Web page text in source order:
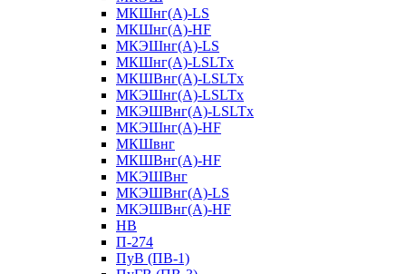
МКШнг(А)-LS
МКШнг(А)-HF
МКЭШнг(А)-LS
МКШнг(А)-LSLTx
МКШВнг(A)-LSLTx
МКЭШнг(А)-LSLTx
МКЭШВнг(A)-LSLTx
МКЭШнг(А)-HF
МКШвнг
МКШВнг(А)-HF
МКЭШВнг
МКЭШВнг(А)-LS
МКЭШВнг(А)-HF
НВ
П-274
ПуВ (ПВ-1)